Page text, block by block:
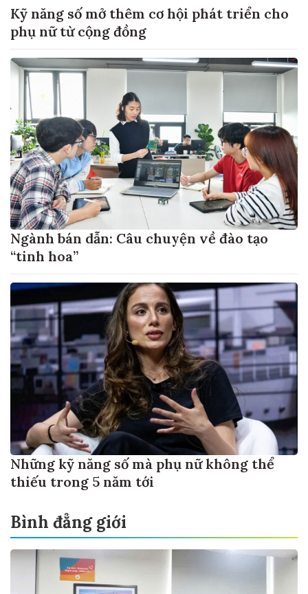
Kỹ năng số mở thêm cơ hội phát triển cho
phụ nữ từ cộng đồng
Ngành bán dẫn: Câu chuyện về đào tạo
“tinh hoa”
Những kỹ năng số mà phụ nữ không thể
thiếu trong 5 năm tới
Bình đẳng giới